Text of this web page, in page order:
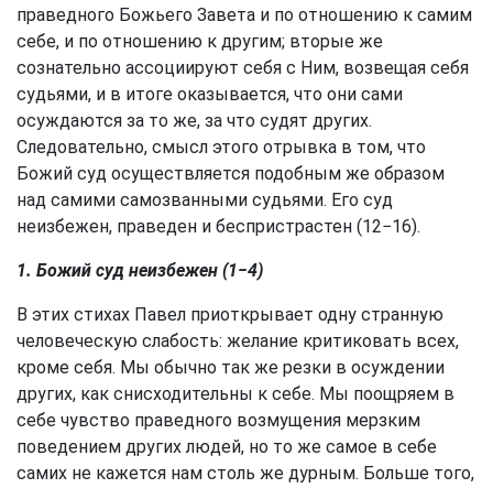
праведного Божьего Завета и по отношению к самим
себе, и по отношению к другим; вторые же
сознательно ассоциируют себя с Ним, возвещая себя
судьями, и в итоге оказывается, что они сами
осуждаются за то же, за что судят других.
Следовательно, смысл этого отрывка в том, что
Божий суд осуществляется подобным же образом
над самими самозванными судьями. Его суд
неизбежен, праведен и беспристрастен (12−16).
1. Божий суд неизбежен (1−4)
В этих стихах Павел приоткрывает одну странную
человеческую слабость: желание критиковать всех,
кроме себя. Мы обычно так же резки в осуждении
других, как снисходительны к себе. Мы поощряем в
себе чувство праведного возмущения мерзким
поведением других людей, но то же самое в себе
самих не кажется нам столь же дурным. Больше того,